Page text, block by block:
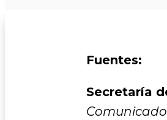
Fuentes:
Secretaría